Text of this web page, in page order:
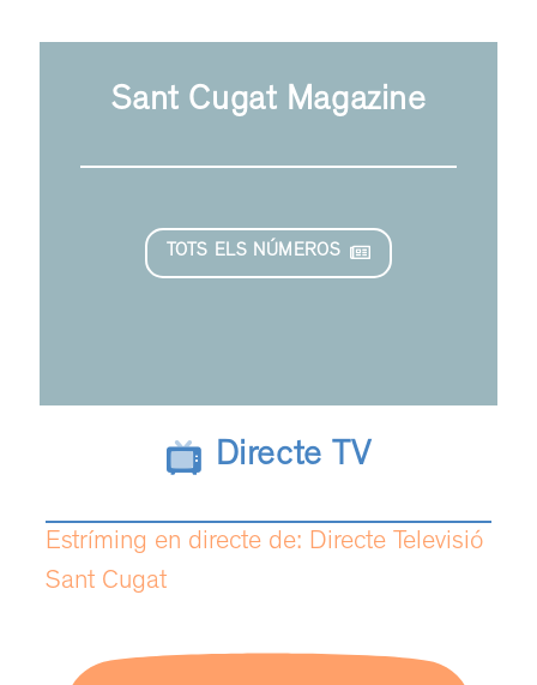
Sant Cugat Magazine
TOTS ELS NÚMEROS
Directe TV
Estríming en directe de: Directe Televisió
Sant Cugat